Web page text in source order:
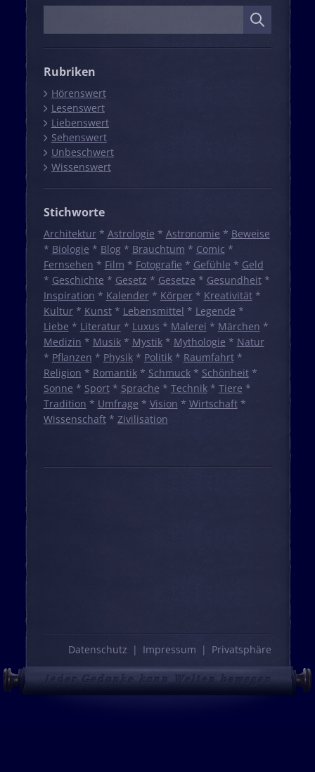
Suche
Rubriken
Hörenswert
Lesenswert
Liebenswert
Sehenswert
Unbeschwert
Wissenswert
Stichworte
Architektur* Astrologie * Astronomie * Beweise
* Biologie * Blog* Brauchtum * Comic *
Fernsehen * Film * Fotografie * Gefühle * Geld
* Geschichte * Gesetz * Gesetze * Gesundheit*
Inspiration * Kalender* Körper* Kreativität*
Kultur* Kunst* Lebensmittel * Legende *
Liebe * Literatur* Luxus * Malerei * Märchen *
Medizin * Musik* Mystik* Mythologie * Natur
* Pflanzen * Physik* Politik* Raumfahrt*
Religion * Romantik* Schmuck* Schönheit*
Sonne * Sport* Sprache * Technik* Tiere *
Tradition * Umfrage * Vision * Wirtschaft*
Wissenschaft* Zivilisation
Datenschutz Impressum Privatsphäre